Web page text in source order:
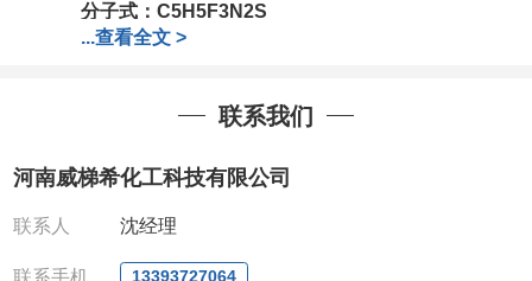
分子式： C5H5F3N2S
分子量：182.17
我司对高校及科研单位先发货和
全额退款,并承担所有运费。
QQ:3930072831
微信 :13393727064
...查看全文 >
联系我们
河南威梯希化工科技有限公司
联系人 沈经理
13393727064